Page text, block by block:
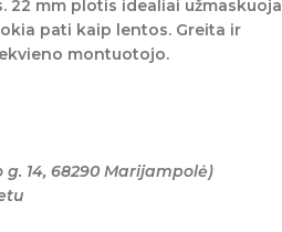
mm plotis idealiai užmaskuoja
pati kaip lentos. Greita ir
montuotojo.
14, 68290 Marijampolė)